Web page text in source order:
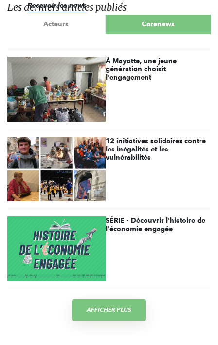
Recevoir les news
Les derniers articles publiés
Acteurs Carenews
À Mayotte, une jeune
génération choisit
l'engagement
12 initiatives solidaires contre
les inégalités et les
vulnérabilités
SÉRIE - Découvrir l'histoire de
l'économie engagée
AFFICHER PLUS